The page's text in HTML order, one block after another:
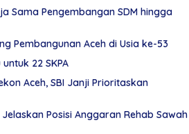
Sama Pengembangan SDM hingga
Pembangunan Aceh di Usia ke-53
22 SKPA
Aceh, SBI Janji Prioritaskan
Posisi Anggaran Rehab Sawah